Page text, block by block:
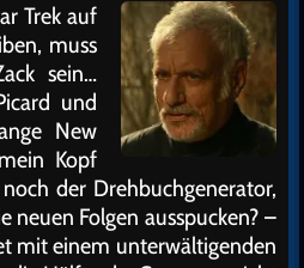
Trek auf
muss
sein…
und
New
Kopf
der Drehbuchgenerator,
neuen Folgen ausspucken? –
mit einem unterwältigenden